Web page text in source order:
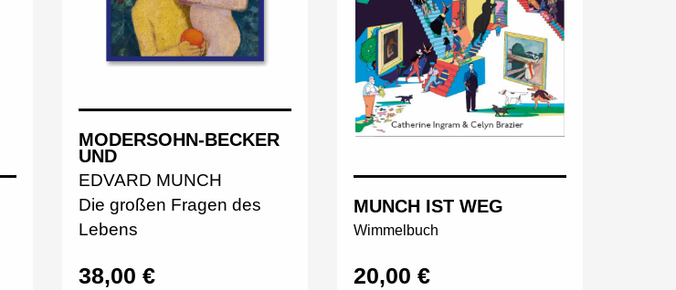
MODERSOHN-BECKER
UND
EDVARD MUNCH
Die großen Fragen des
Lebens
38,00 €
MUNCH IST WEG
Wimmelbuch
20,00 €